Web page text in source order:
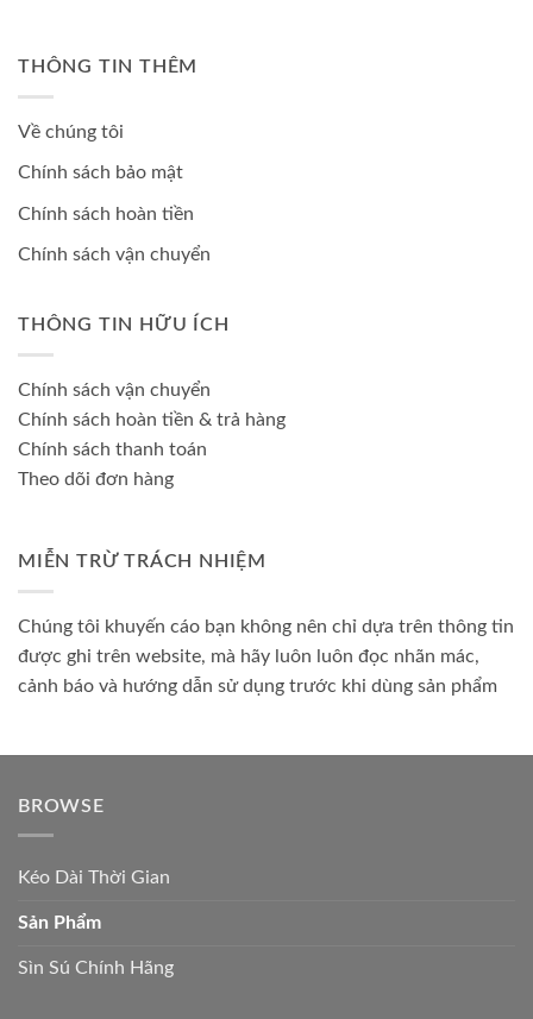
THÔNG TIN THÊM
Về chúng tôi
Chính sách bảo mật
Chính sách hoàn tiền
Chính sách vận chuyển
THÔNG TIN HỮU ÍCH
Chính sách vận chuyển
Chính sách hoàn tiền & trả hàng
Chính sách thanh toán
Theo dõi đơn hàng
MIỄN TRỪ TRÁCH NHIỆM
Chúng tôi khuyến cáo bạn không nên chỉ dựa trên thông tin
được ghi trên website, mà hãy luôn luôn đọc nhãn mác,
cảnh báo và hướng dẫn sử dụng trước khi dùng sản phẩm
BROWSE
Kéo Dài Thời Gian
Sản Phẩm
Sìn Sú Chính Hãng